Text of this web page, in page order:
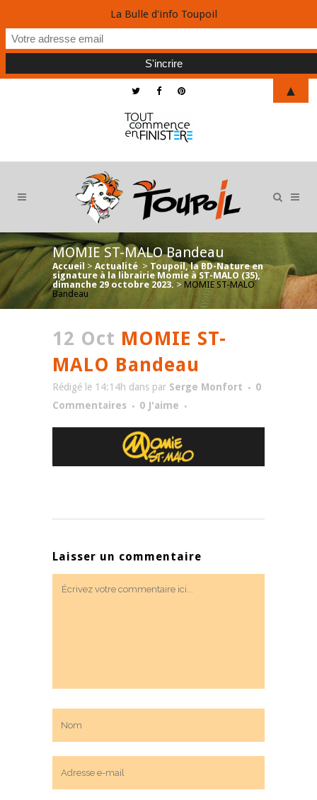
MOMIE ST-MALO Bandeau
Accueil > Actualité > Toupoil, la BD-Nature en
signature à la librairie Momie à ST-MALO (35),
dimanche 29 octobre 2023. > MOMIE ST-MALO
Bandeau
12 Oct MOMIE ST-
MALO Bandeau
Rédigé le 14:14h dans par Serge Monfort
0
Commentaires
0 J'aime
Laisser un commentaire
La Bulle d'info Toupoil
▲